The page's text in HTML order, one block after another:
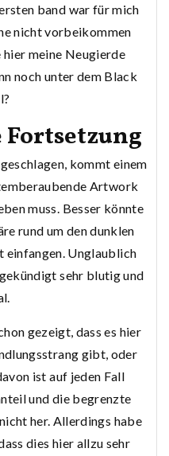
band war für mich
nicht vorbeikommen
hier meine Neugierde
noch unter dem Black
Fortsetzung
kommt einem
Artwork
muss. Besser könnte
rund um den dunklen
einfangen. Unglaublich
sehr blutig und
gezeigt, dass es hier
gibt, oder
ist auf jeden Fall
und die begrenzte
her. Allerdings habe
dies hier allzu sehr